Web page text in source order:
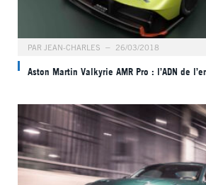
PAR JEAN-CHARLES 26/03/2018
Aston Martin Valkyrie AMR Pro : l’ADN de